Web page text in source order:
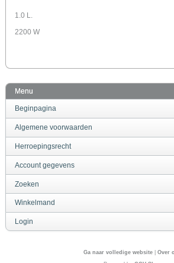
1.0 L.
2200 W
Menu
Beginpagina
Algemene voorwaarden
Herroepingsrecht
Account gegevens
Zoeken
Winkelmand
Login
Ga naar volledige website
Over